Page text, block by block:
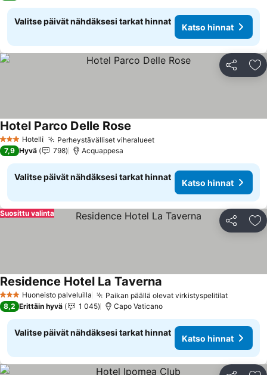
Valitse päivät nähdäksesi tarkat hinnat
Katso hinnat
Jaa
3 Tähtiluokitus
Hotelli Perheystävälliset viheralueet
Hotel Parco Delle Rose
7,9 Hyvä 798 Acquappesa
Valitse päivät nähdäksesi tarkat hinnat
Katso hinnat
Jaa
Suosittu valinta
3 Tähtiluokitus
Huoneisto palveluilla Paikan päällä olevat virkistyspelitilat
Residence Hotel La Taverna
8,2 Erittäin hyvä 1 045 Capo Vaticano
Valitse päivät nähdäksesi tarkat hinnat
Katso hinnat